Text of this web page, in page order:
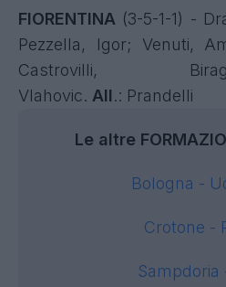
FIORENTINA (3-5-1-1) -
Pezzella, Igor; Venuti,
Castrovilli,
Vlahovic. All.: Prandelli
Le altre
Bologna -
Crotone -
Sampdoria